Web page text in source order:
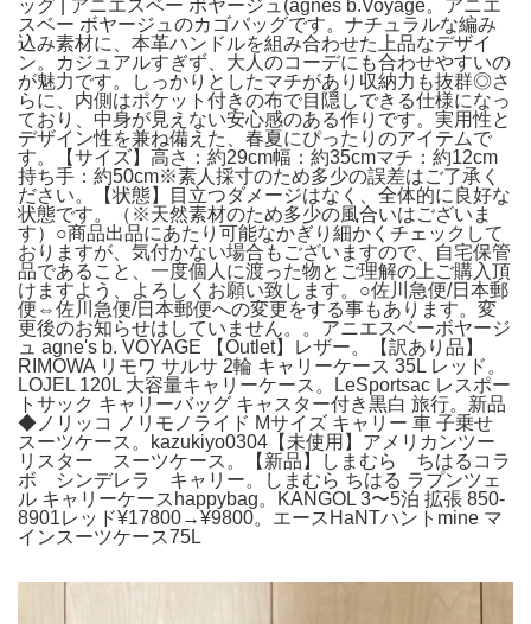
ッグ | アニエスベー ボヤージュ(agnes b.Voyage。アニエ
スベー ボヤージュのカゴバッグです。ナチュラルな編み
込み素材に、本革ハンドルを組み合わせた上品なデザイ
ン。カジュアルすぎず、大人のコーデにも合わせやすいの
が魅力です。しっかりとしたマチがあり収納力も抜群◎さ
らに、内側はポケット付きの布で目隠しできる仕様になっ
ており、中身が見えない安心感のある作りです。実用性と
デザイン性を兼ね備えた、春夏にぴったりのアイテムで
す。【サイズ】高さ：約29cm幅：約35cmマチ：約12cm
持ち手：約50cm※素人採寸のため多少の誤差はご了承く
ださい。【状態】目立つダメージはなく、全体的に良好な
状態です。（※天然素材のため多少の風合いはございま
す）○商品出品にあたり可能なかぎり細かくチェックして
おりますが、気付かない場合もございますので、自宅保管
品であること、一度個人に渡った物とご理解の上ご購入頂
けますよう、よろしくお願い致します。○佐川急便/日本郵
便⇔佐川急便/日本郵便への変更をする事もあります。変
更後のお知らせはしていません。。アニエスベーボヤージ
ュ agne's b. VOYAGE 【Outlet】レザー。【訳あり品】
RIMOWA リモワ サルサ 2輪 キャリーケース 35L レッド。
LOJEL 120L 大容量キャリーケース。LeSportsac レスポー
トサック キャリーバッグ キャスター付き黒白 旅行。新品
◆ノリッコ ノリモノライド Mサイズ キャリー 車 子乗せ
スーツケース。kazukiyo0304【未使用】アメリカンツー
リスター スーツケース。【新品】しまむら ちはるコラ
ボ シンデレラ キャリー。しまむら ちはる ラプンツェ
ル キャリーケースhappybag。KANGOL 3〜5泊 拡張 850-
8901レッド¥17800→¥9800。エースHaNTハントmine マ
インスーツケース75L